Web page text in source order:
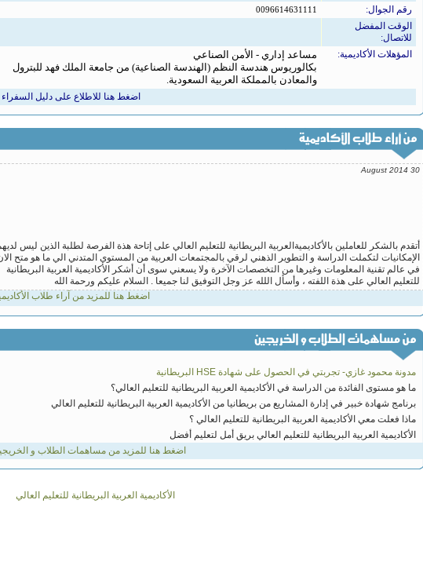
رقم الجوال: 0096614631111
الوقت المفضل
للاتصال:
المؤهلات الأكاديمية:
مساعد إداري - الأمن الصناعي
بكالوريوس هندسة النظم (الهندسة الصناعية) من جامعة الملك فهد للبترول
والمعادن بالمملكة العربية السعودية.
اضغط هنا للاطلاع على دليل السفراء
شكرا جزيلا للقائمين على ادارة الاكاديمية وأتمني ان تتاح لى الدراسة بمجال الماجستير _ رياضيات
711771095, yemen
30 August 2014
أتقدم بالشكر للعاملين بالأكاديميةالعربية البريطانية للتعليم العالي على إتاحة هذة الفرصة لطلبة الذين ليس لديهم
00218926780838, ليبيا
26 August 2014
اضغط هنا للمزيد من آراء طلاب
مدونة محمود غازي- تجربتي في الحصول على شهادة HSE البريطانية
ما هو مستوى الفائدة من الدراسة في الأكاديمية العربية البريطانية للتعليم العالي؟
برنامج شهادة خبير في إدارة المشاريع من بريطانيا من الأكاديمية العربية البريطانية للتعليم العالي
ماذا فعلت معي الأكاديمية العربية البريطانية للتعليم العالي ؟
الأكاديمية العربية البريطانية للتعليم العالي بريق أمل لتعليم أفضل
اضغط هنا للمزيد من مساهمات الطلاب و